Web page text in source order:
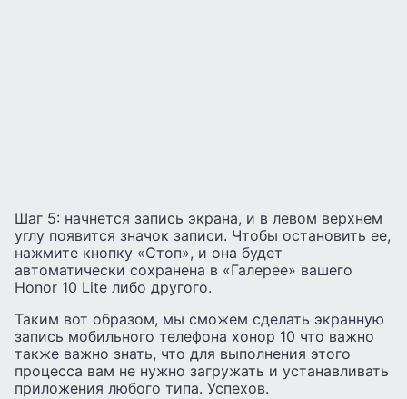
Шаг 5: начнется запись экрана, и в левом верхнем
углу появится значок записи. Чтобы остановить ее,
нажмите кнопку «Стоп», и она будет
автоматически сохранена в «Галерее» вашего
Honor 10 Lite либо другого.
Таким вот образом, мы сможем сделать экранную
запись мобильного телефона хонор 10 что важно
также важно знать, что для выполнения этого
процесса вам не нужно загружать и устанавливать
приложения любого типа. Успехов.